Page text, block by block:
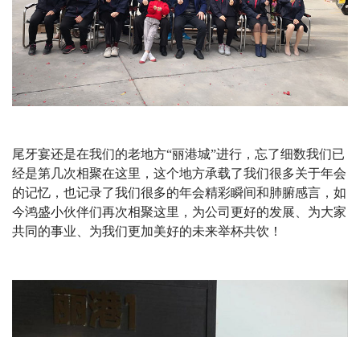
尾牙宴还是在我们的老地方“丽港城”进行，忘了细数我们已
经是第几次相聚在这里，这个地方承载了我们很多关于年会
的记忆，也记录了我们很多的年会精彩瞬间和肺腑感言，如
今鸿盛小伙伴们再次相聚这里，为公司更好的发展、为大家
共同的事业、为我们更加美好的未来举杯共饮！